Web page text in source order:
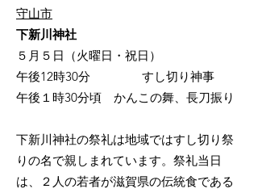
守山市
下新川神社
５月５日（火曜日・祝日）
午後12時30分 すし切り神事
午後１時30分頃 かんこの舞、長刀振り
下新川神社の祭礼は地域ではすし切り祭
りの名で親しまれています。祭礼当日
は、２人の若者が滋賀県の伝統食である